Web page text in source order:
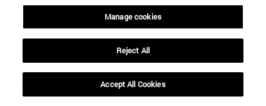
Manage cookies
Reject All
Accept All Cookies